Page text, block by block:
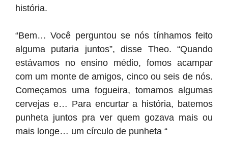
história.
“Bem… Você perguntou se nós tínhamos feito
alguma putaria juntos”, disse Theo. “Quando
estávamos no ensino médio, fomos acampar
com um monte de amigos, cinco ou seis de nós.
Começamos uma fogueira, tomamos algumas
cervejas e… Para encurtar a história, batemos
punheta juntos pra ver quem gozava mais ou
mais longe… um círculo de punheta “